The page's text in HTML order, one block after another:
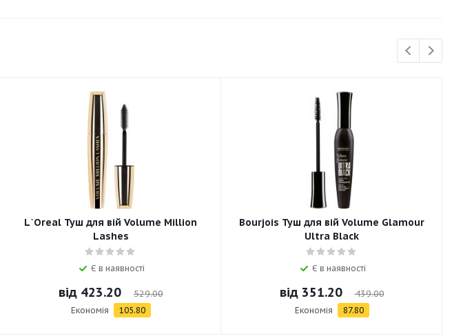
L`Oreal Туш для вій Volume Million
Lashes
Є в наявності
від 423.20 529.00
Економія 105.80
Bourjois Туш для вій Volume Glamour
Ultra Black
Є в наявності
від 351.20 439.00
Економія 87.80